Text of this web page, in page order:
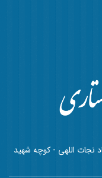
نجات اللهی - کوچه شهید